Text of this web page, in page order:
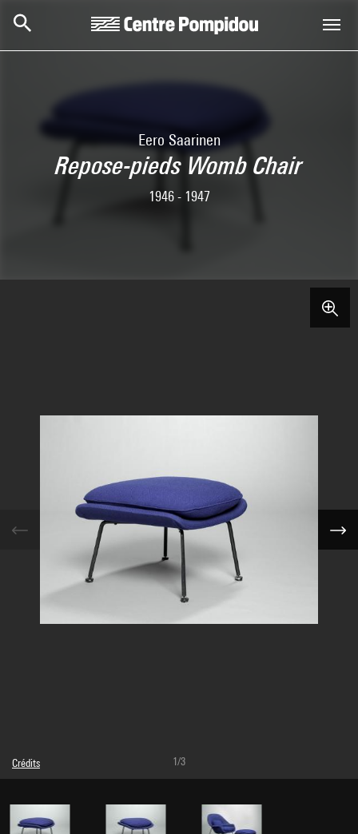
Eero Saarinen
Repose-pieds Womb Chair
1946 - 1947
Crédits
© droits réservés
Réf. image : 4N42272
1/3